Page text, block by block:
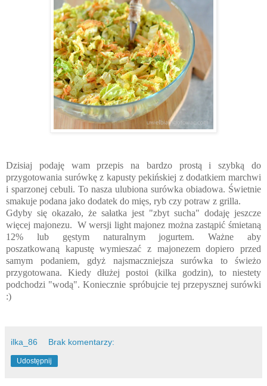
Dzisiaj podaję wam przepis na bardzo prostą i szybką do
przygotowania surówkę z kapusty pekińskiej z dodatkiem marchwi
i sparzonej cebuli. To nasza ulubiona surówka obiadowa. Świetnie
smakuje podana jako dodatek do mięs, ryb czy potraw z grilla.
Gdyby się okazało, że sałatka jest "zbyt sucha" dodaję jeszcze
więcej majonezu. W wersji light majonez można zastąpić śmietaną
12% lub gęstym naturalnym jogurtem. Ważne aby
poszatkowaną kapustę wymieszać z majonezem dopiero przed
samym podaniem, gdyż najsmaczniejsza surówka to świeżo
przygotowana. Kiedy dłużej postoi (kilka godzin), to niestety
podchodzi "wodą". Koniecznie spróbujcie tej przepysznej surówki
:)
ilka_86 Brak komentarzy:
Udostępnij